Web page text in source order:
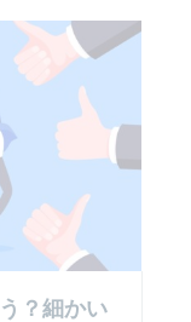
？細かい